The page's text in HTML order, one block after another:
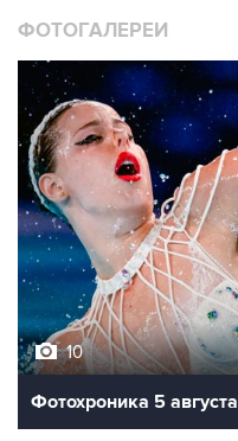
ФОТОГАЛЕРЕИ
10
Фотохроника 5 августа